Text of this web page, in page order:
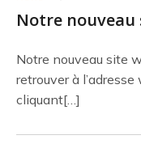
Notre nouveau
Notre nouveau site
retrouver à
cliquant[…]